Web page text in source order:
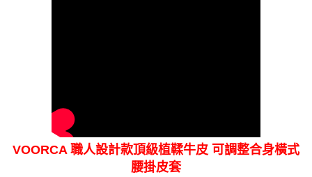
VOORCA 職人設計款頂級植鞣牛皮 可調整合身橫式
腰掛皮套